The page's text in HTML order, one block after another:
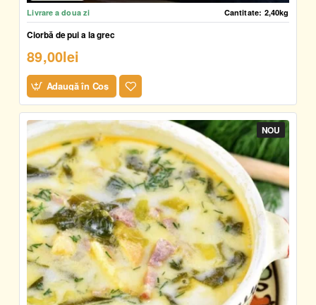
Livrare a doua zi Cantitate: 2,40kg
Ciorbă de pui a la grec
89,00lei
Adaugă în Coş
NOU